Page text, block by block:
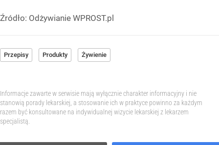
Źródło: Odżywianie WPROST.pl
Przepisy Produkty Żywienie
Informacje zawarte w serwisie mają wyłącznie charakter informacyjny i nie
stanowią porady lekarskiej, a stosowanie ich w praktyce powinno za każdym
razem być konsultowane na indywidualnej wizycie lekarskiej z lekarzem
specjalistą.